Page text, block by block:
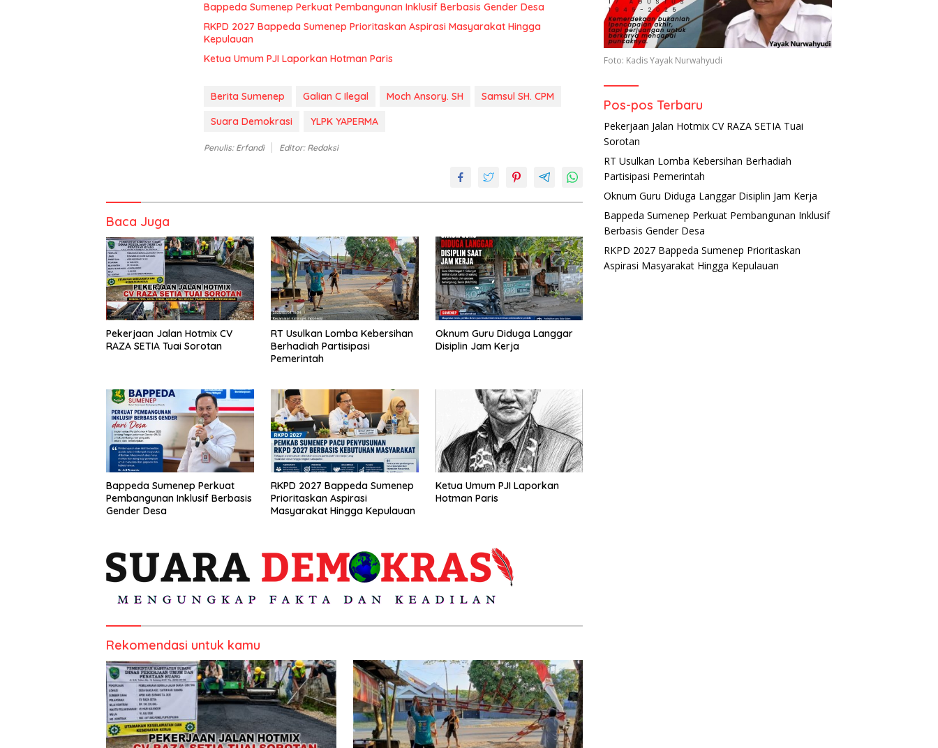
Bappeda Sumenep Perkuat Pembangunan Inklusif Berbasis Gender Desa
RKPD 2027 Bappeda Sumenep Prioritaskan Aspirasi Masyarakat Hingga
Kepulauan
Ketua Umum PJI Laporkan Hotman Paris
Berita Sumenep Galian C Ilegal Moch Ansory. SH
Samsul SH. CPM
Suara Demokrasi
YLPK YAPERMA
Penulis: Erfandi Editor: Redaksi
Baca Juga
Pekerjaan Jalan Hotmix CV
RAZA SETIA Tuai Sorotan
RT Usulkan Lomba Kebersihan
Berhadiah Partisipasi
Pemerintah
Oknum Guru Diduga Langgar
Disiplin Jam Kerja
Bappeda Sumenep Perkuat
Pembangunan Inklusif Berbasis
Gender Desa
RKPD 2027 Bappeda Sumenep
Prioritaskan Aspirasi
Masyarakat Hingga Kepulauan
Ketua Umum PJI Laporkan
Hotman Paris
Rekomendasi untuk kamu
Foto: Kadis Yayak Nurwahyudi
Pos-pos Terbaru
Pekerjaan Jalan Hotmix CV RAZA SETIA Tuai
Sorotan
RT Usulkan Lomba Kebersihan Berhadiah
Partisipasi Pemerintah
Oknum Guru Diduga Langgar Disiplin Jam Kerja
Bappeda Sumenep Perkuat Pembangunan Inklusif
Berbasis Gender Desa
RKPD 2027 Bappeda Sumenep Prioritaskan
Aspirasi Masyarakat Hingga Kepulauan